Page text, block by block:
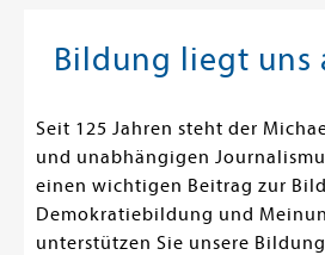
Bildung liegt uns
Seit 125 Jahren steht der
und unabhängigen
einen wichtigen Beitrag zur
Demokratiebildung und
unterstützen Sie unsere